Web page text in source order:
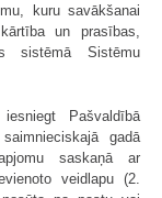
kuru savākšanai
un prasības,
sistēmā Sistēmu
Pašvaldībā
gadā
saskaņā ar
veidlapu (2.